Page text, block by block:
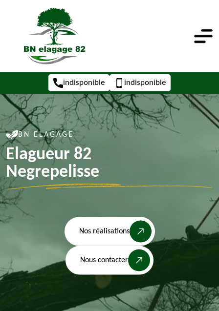
indisponible indisponible
BN ELAGAGE
Elagueur 82
Negrepelisse
Nos réalisations
Nous contacter